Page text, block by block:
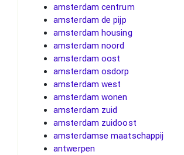
amsterdam centrum
amsterdam de pijp
amsterdam housing
amsterdam noord
amsterdam oost
amsterdam osdorp
amsterdam west
amsterdam wonen
amsterdam zuid
amsterdam zuidoost
amsterdamse maatschappij
antwerpen